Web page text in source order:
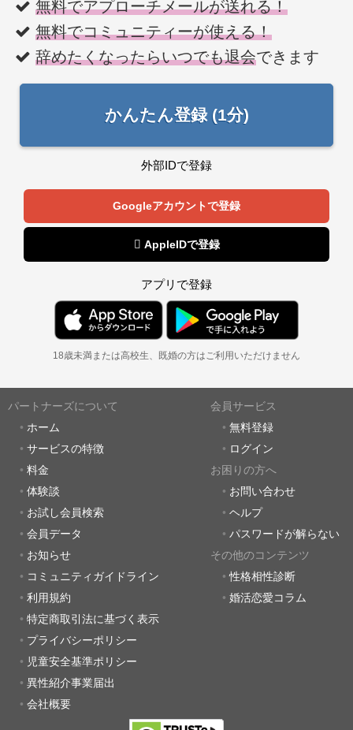
無料でアプローチメールが送れる！
無料でコミュニティーが使える！
辞めたくなったらいつでも退会できます
かんたん登録 (1分)
外部IDで登録
Googleアカウントで登録
 AppleIDで登録
アプリで登録
18歳未満または高校生、既婚の方はご利用いただけません
パートナーズについて
ホーム
サービスの特徴
料金
体験談
お試し会員検索
会員データ
お知らせ
コミュニティガイドライン
利用規約
特定商取引法に基づく表示
プライバシーポリシー
児童安全基準ポリシー
異性紹介事業届出
会社概要
会員サービス
無料登録
ログイン
お困りの方へ
お問い合わせ
ヘルプ
パスワードが解らない
その他のコンテンツ
性格相性診断
婚活恋愛コラム